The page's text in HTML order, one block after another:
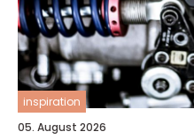
inspiration
05. August 2026